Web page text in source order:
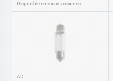
Disponible en varias versiones
AD